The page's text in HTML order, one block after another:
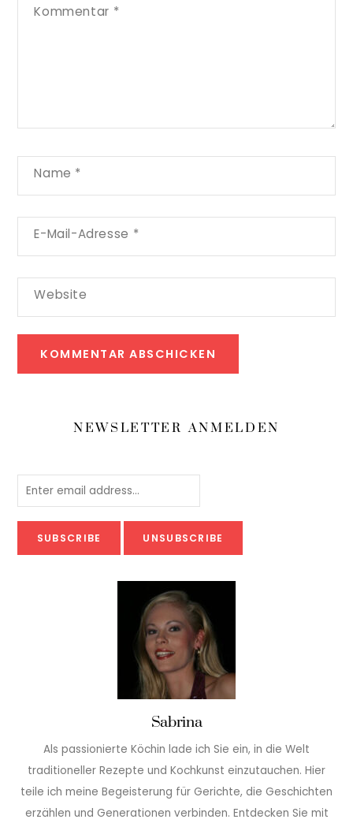
Kommentar *
Name *
E-Mail-Adresse *
Website
NEWSLETTER ANMELDEN
Sabrina
Als passionierte Köchin lade ich Sie ein, in die Welt
traditioneller Rezepte und Kochkunst einzutauchen. Hier
teile ich meine Begeisterung für Gerichte, die Geschichten
erzählen und Generationen verbinden. Entdecken Sie mit